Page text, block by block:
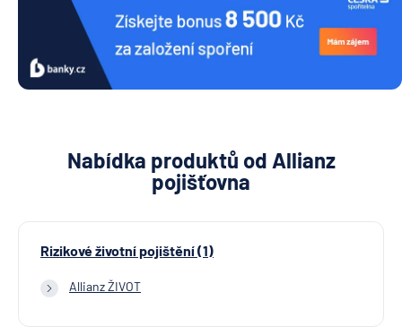
Nabídka produktů od Allianz
pojišťovna
Rizikové životní pojištění (1)
Allianz ŽIVOT